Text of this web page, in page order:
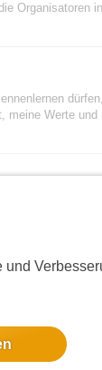
Organisatoren
Werte
sehr viel mit
Macht bitte
ich gar nicht
euer
dass er